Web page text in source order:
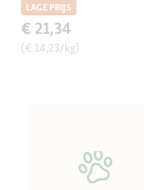
LAGE PRIJS
€ 21,34
(€ 14,23/kg)